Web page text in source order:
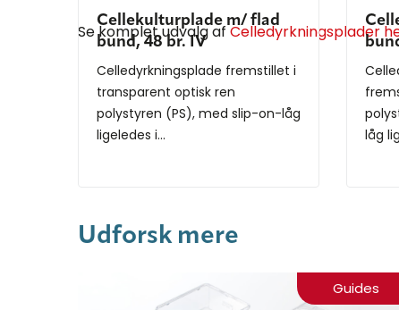
Se komplet udvalg afCelledyrkningsplader
Cellekulturplade m/ flad
bund, 48 br. IV
Celledyrkningsplade fremstillet i
transparent optisk ren
polystyren (PS), med slip-on-låg
ligeledes i...
låg
Udforsk mere
Guides